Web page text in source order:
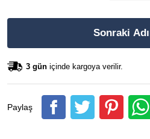
Sonraki
3 gün içinde kargoya verilir.
Paylaş